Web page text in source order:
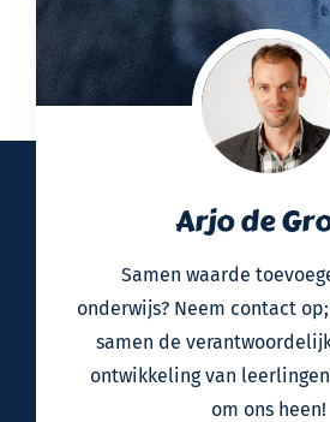
Arjo de
Samen waarde
onderwijs? Neem contact
samen de
ontwikkeling van
om ons heen!